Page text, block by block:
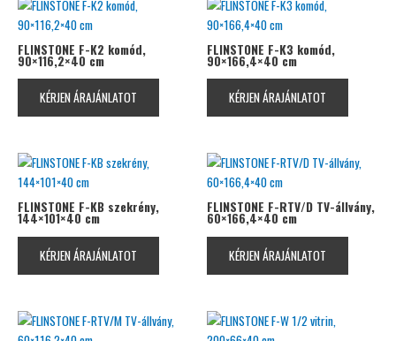
FLINSTONE F-K2 komód,
90×116,2×40 cm
KÉRJEN ÁRAJÁNLATOT
FLINSTONE F-K3 komód,
90×166,4×40 cm
KÉRJEN ÁRAJÁNLATOT
FLINSTONE F-KB szekrény,
144×101×40 cm
KÉRJEN ÁRAJÁNLATOT
FLINSTONE F-RTV/D TV-állvány,
60×166,4×40 cm
KÉRJEN ÁRAJÁNLATOT